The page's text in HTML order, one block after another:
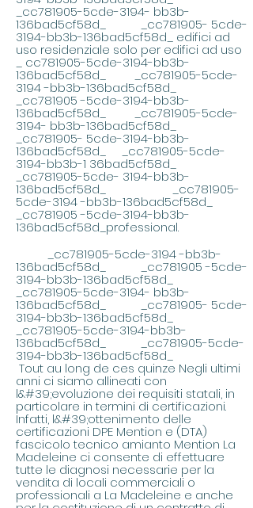
_cc781905-5cde-3194- bb3b-
136bad5cf58d_ _cc781905- 5cde-
3194-bb3b-136bad5cf58d_ edifici ad
uso residenziale solo per edifici ad uso
_ cc781905-5cde-3194-bb3b-
136bad5cf58d_ _cc781905-5cde-
3194 -bb3b-136bad5cf58d_
_cc781905 -5cde-3194-bb3b-
136bad5cf58d_ _cc781905-5cde-
3194- bb3b-136bad5cf58d_
_cc781905- 5cde-3194-bb3b-
136bad5cf58d_ _cc781905-5cde-
3194-bb3b-1 36bad5cf58d_
_cc781905-5cde- 3194-bb3b-
136bad5cf58d_ _cc781905-
5cde-3194 -bb3b-136bad5cf58d_
_cc781905 -5cde-3194-bb3b-
136bad5cf58d_professional.
_cc781905-5cde-3194 -bb3b-
136bad5cf58d_ _cc781905 -5cde-
3194-bb3b-136bad5cf58d_
_cc781905-5cde-3194- bb3b-
136bad5cf58d_ _cc781905- 5cde-
3194-bb3b-136bad5cf58d_
_cc781905-5cde-3194-bb3b-
136bad5cf58d_ _cc781905-5cde-
3194-bb3b-136bad5cf58d_
Tout au long de ces quinze Negli ultimi
anni ci siamo allineati con
l&#39;evoluzione dei requisiti statali, in
particolare in termini di certificazioni.
Infatti, l&#39;ottenimento delle
certificazioni DPE Mention e (DTA)
fascicolo tecnico amianto Mention La
Madeleine ci consente di effettuare
tutte le diagnosi necessarie per la
vendita di locali commerciali o
professionali a La Madeleine e anche